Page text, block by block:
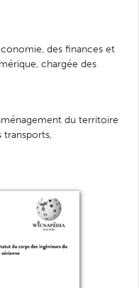
des finances et
chargée des
du territoire
transports,